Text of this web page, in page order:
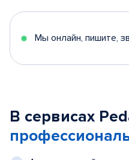
Мы онлайн, пишите,
В сервисах